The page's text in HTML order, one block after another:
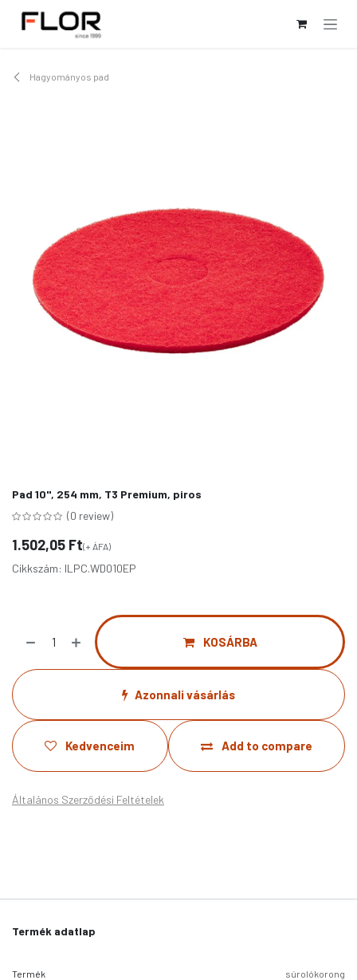
Hagyományos pad
Pad 10", 254 mm, T3 Premium, piros
(0 review)
1.502,05 Ft(+ ÁFA)
Cikkszám: ILPC.WD010EP
KOSÁRBA
Azonnali vásárlás
Add to compare
Kedvenceim
Általános Szerződési Feltételek
Termék adatlap
Termék súrolókorong